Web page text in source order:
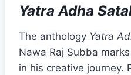
Yatra Adha
The anthology Yatra
Nawa Raj Subba
in his creative journey.